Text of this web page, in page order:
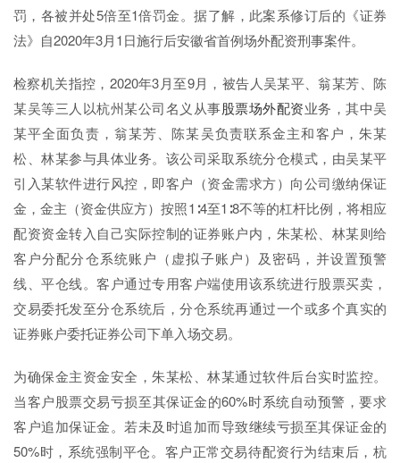
罚，各被并处5倍至1倍罚金。据了解，此案系修订后的《证券
法》自2020年3月1日施行后安徽省首例场外配资刑事案件。
检察机关指控，2020年3月至9月，被告人吴某平、翁某芳、陈
某吴等三人以杭州某公司名义从事股票场外配资业务，其中吴
某平全面负责，翁某芳、陈某吴负责联系金主和客户，朱某
松、林某参与具体业务。该公司采取系统分仓模式，由吴某平
引入某软件进行风控，即客户（资金需求方）向公司缴纳保证
金，金主（资金供应方）按照1∶4至1∶8不等的杠杆比例，将相应
配资资金转入自己实际控制的证券账户内，朱某松、林某则给
客户分配分仓系统账户（虚拟子账户）及密码，并设置预警
线、平仓线。客户通过专用客户端使用该系统进行股票买卖，
交易委托发至分仓系统后，分仓系统再通过一个或多个真实的
证券账户委托证券公司下单入场交易。
为确保金主资金安全，朱某松、林某通过软件后台实时监控。
当客户股票交易亏损至其保证金的60%时系统自动预警，要求
客户追加保证金。若未及时追加而导致继续亏损至其保证金的
50%时，系统强制平仓。客户正常交易待配资行为结束后，杭